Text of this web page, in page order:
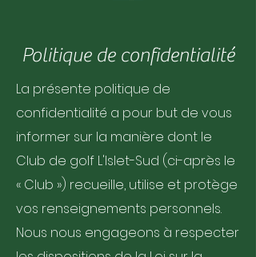
Politique de confidentialité
La présente politique de
confidentialité a pour but de vous
informer sur la manière dont le
Club de golf L'Islet-Sud (ci-après le
« Club ») recueille, utilise et protège
vos renseignements personnels.
Nous nous engageons à respecter